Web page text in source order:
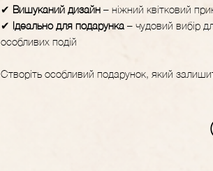
✔ Вишуканий дизайн – ніжний квітковий
✔ Ідеально для подарунка – чудовий вибір
особливих подій
Створіть особливий подарунок, який